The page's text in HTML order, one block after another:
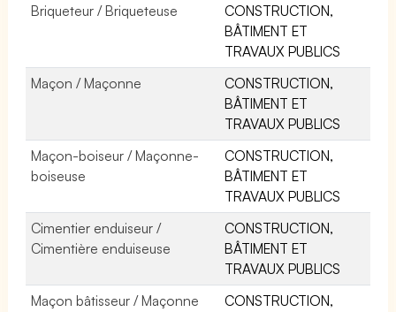
Briqueteur / Briqueteuse
CONSTRUCTION,
BÂTIMENT ET
TRAVAUX PUBLICS
Maçon / Maçonne
CONSTRUCTION,
BÂTIMENT ET
TRAVAUX PUBLICS
Maçon-boiseur / Maçonne-
boiseuse
CONSTRUCTION,
BÂTIMENT ET
TRAVAUX PUBLICS
Cimentier enduiseur /
Cimentière enduiseuse
CONSTRUCTION,
BÂTIMENT ET
TRAVAUX PUBLICS
Maçon bâtisseur / Maçonne
CONSTRUCTION,